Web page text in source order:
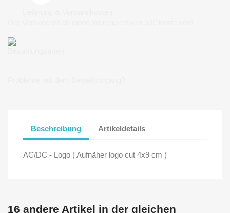
Beschreibung Artikeldetails
AC/DC - Logo ( Aufnäher logo cut 4x9 cm )
16 andere Artikel in der gleichen